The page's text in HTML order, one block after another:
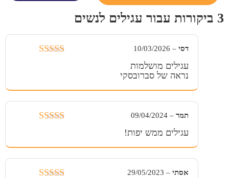
3 ביקורות עבור עגילים לנשים
דסי –
10/03/2026
עגילים מושלמות
נראה של סברובסקי
תמר –
09/04/2024
עגילים ממש יפות!
אסתי –
29/05/2023